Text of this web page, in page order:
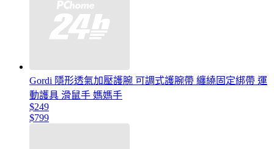
Gordi 隱形透氣加壓護腕 可調式護腕帶 纏繞固定綁帶 運
動護具 滑鼠手 媽媽手
$249
$799